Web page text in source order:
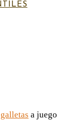
galletas a juego